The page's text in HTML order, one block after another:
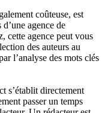
coûteuse, est
agence de
cette agence peut vous
des auteurs au
l’analyse des mots clés
s’établit directement
passer un temps